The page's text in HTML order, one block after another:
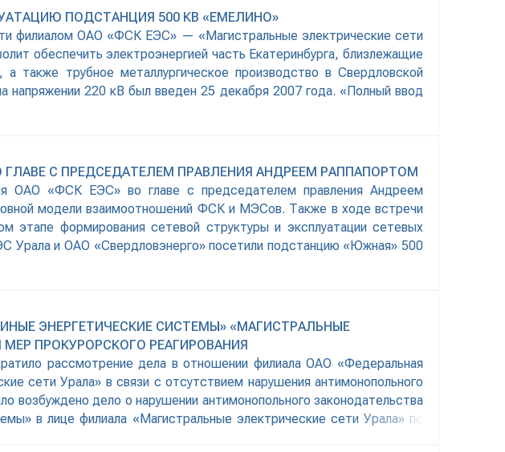
ПОДСТАНЦИЯ 500 КВ «ЕМЕЛИНО»
филиалом ОАО «ФСК ЕЭС» — «Магистральные электрические сети
обеспечить электроэнергией часть Екатеринбурга, близлежащие
трубное металлургическое производство в Свердловской
напряжении 220 кВ был введен 25 декабря 2007 года. «Полный ввод
С ПРЕДСЕДАТЕЛЕМ ПРАВЛЕНИЯ АНДРЕЕМ РАППАПОРТОМ
«ФСК ЕЭС» во главе с председателем правления Андреем
модели взаимоотношений ФСК и МЭСов. Также в ходе встречи
формирования сетевой структуры и эксплуатации сетевых
и ОАО «Свердловэнерго» посетили подстанцию «Южная» 500
ЭНЕРГЕТИЧЕСКИЕ СИСТЕМЫ» «МАГИСТРАЛЬНЫЕ
ПРОКУРОРСКОГО РЕАГИРОВАНИЯ
рассмотрение дела в отношении филиала ОАО «Федеральная
сети Урала» в связи с отсутствием нарушения антимонопольного
возбуждено дело о нарушении антимонопольного законодательства
в лице филиала «Магистральные электрические сети Урала» по